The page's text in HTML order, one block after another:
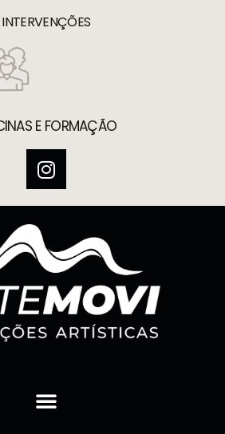
INTERVENÇÕES
E FORMAÇÃO